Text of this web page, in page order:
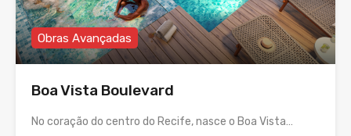
Obras Avançadas
Boa Vista Boulevard
No coração do centro do Recife, nasce o Boa Vista…